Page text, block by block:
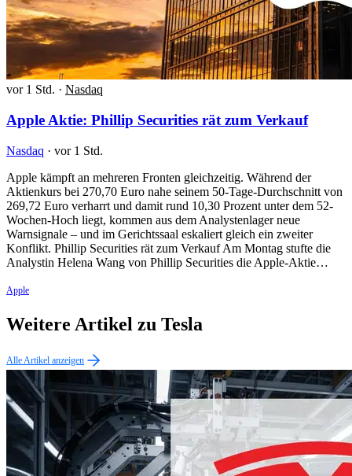
vor 1 Std. · Nasdaq
Apple Aktie: Phillip Securities rät zum Verkauf
Nasdaq · vor 1 Std.
Apple kämpft an mehreren Fronten gleichzeitig. Während der
Aktienkurs bei 270,70 Euro nahe seinem 50-Tage-Durchschnitt von
269,72 Euro verharrt und damit rund 10,30 Prozent unter dem 52-
Wochen-Hoch liegt, kommen aus dem Analystenlager neue
Warnsignale – und im Gerichtssaal eskaliert gleich ein zweiter
Konflikt. Phillip Securities rät zum Verkauf Am Montag stufte die
Analystin Helena Wang von Phillip Securities die Apple-Aktie…
Apple
Weitere Artikel zu Tesla
Alle Artikel anzeigen